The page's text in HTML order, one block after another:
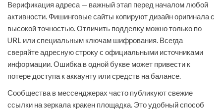
Верификация адреса — важный этап перед началом любой
активности. Фишинговые сайты копируют дизайн оригинала с
высокой точностью. Отличить подделку можно только по
URL или специальным ключам шифрования. Всегда
сверяйте адресную строку с официальными источниками
информации. Ошибка в одной букве может привести к
потере доступа к аккаунту или средств на балансе.
Сообщества в мессенджерах часто публикуют свежие
ссылки на зеркала кракен площадка. Это удобный способ